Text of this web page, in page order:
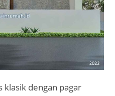
dengan pagar